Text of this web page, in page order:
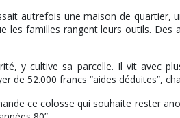
autrefois une maison de quartier,
les familles rangent leurs outils. Des
y cultive sa parcelle. Il vit avec
de 52.000 francs “aides déduites”,
ce colosse qui souhaite rester